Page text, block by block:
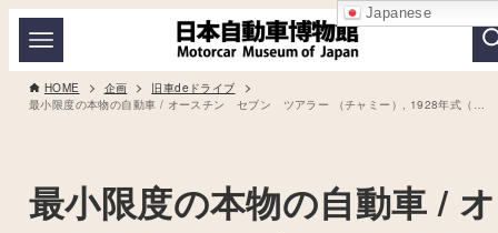
HOME 企画
旧車deドライブ
最小限度の本物の自動車 / オースチン セブン ツアラー （チャミー）, 1928年式（昭和3年）
最小限度の本物の自動車 / オ
Japanese